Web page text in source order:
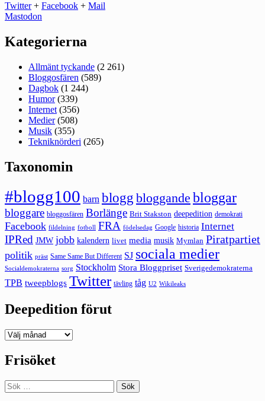
Twitter+ Facebook + Mail
Mastodon
Kategorierna
Allmänt tyckande (2 261)
Bloggosfären (589)
Dagbok (1 244)
Humor(339)
Internet (356)
Medier(508)
Musik (355)
Tekniknörderi (265)
Taxonomin
#blogg100 barn blogg bloggande bloggar
bloggare bloggosfären Borlänge Brit Stakston deepedition demokrati
Facebook fildelning fotboll FRA födelsedag Google historia Internet
IPRed JMW jobb kalendern livet media musik Mymlan Piratpartiet
politik präst Same Same But Different SJ sociala medier
Socialdemokraterna sorg Stockholm Stora Bloggpriset Sverigedemokraterna
TPB tweepblogs Twitter tävling tåg U2 Wikileaks
Deepedition förut
Deepedition
Frisöket
Sök
efter: